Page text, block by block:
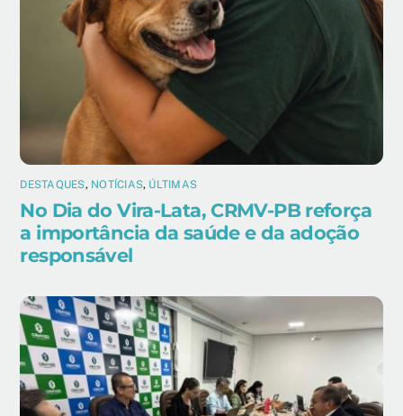
DESTAQUES, NOTÍCIAS, ÚLTIMAS
No Dia do Vira-Lata, CRMV-PB reforça
a importância da saúde e da adoção
responsável